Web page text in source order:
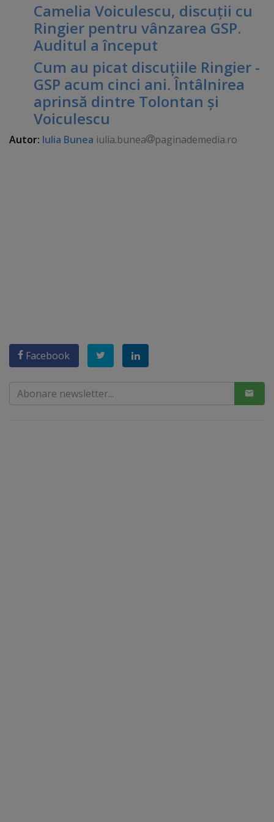
Camelia Voiculescu, discuţii cu
Ringier pentru vânzarea GSP.
Auditul a început
Cum au picat discuţiile Ringier -
GSP acum cinci ani. Întâlnirea
aprinsă dintre Tolontan şi
Voiculescu
Autor: Iulia Bunea iulia.bunea paginademedia.ro
Facebook